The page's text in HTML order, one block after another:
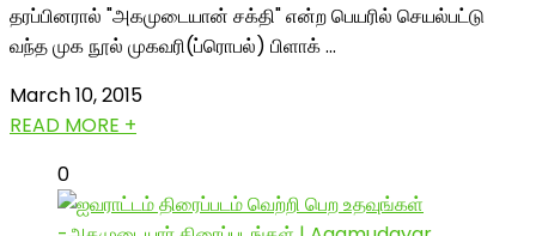
தரப்பினரால் "அகமுடையான் சக்தி" என்ற பெயரில் செயல்பட்டு
வந்த முக நூல் முகவரி(ப்ரொபல்) பிளாக் ...
March 10, 2015
READ MORE +
0